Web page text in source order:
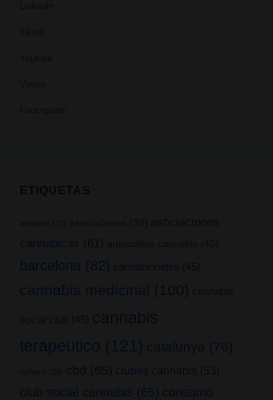
Linkedin
Tiktok
Youtube
Vimeo
Foursquare
alemania (27) asociaciones (39)
asociaciones
cannabicas (61) autocultivo cannabis (40)
barcelona (82) cannabinoides (45)
cannabis medicinal (100) cannabis
social club (45) cannabis
terapeutico (121) catalunya (76)
cañamo (26) cbd (65) clubes cannabis (53)
club social cannabis (65) consumo